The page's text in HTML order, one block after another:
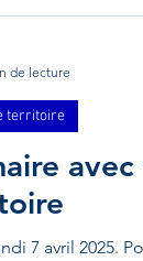
à mon ami
personnes qui
7 avril 2025.
territoire
de lecture